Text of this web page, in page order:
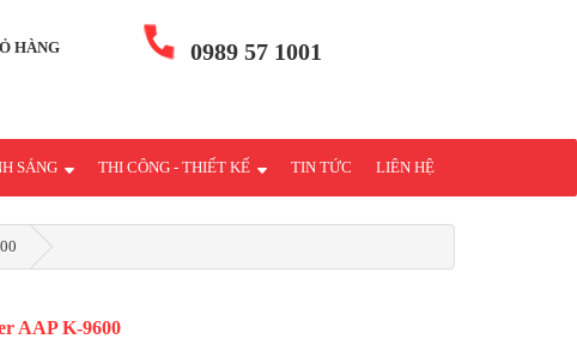
HÀNG 0989 57 1001
SÁNG THI CÔNG - THIẾT KẾ TIN TỨC LIÊN HỆ
AAP K-9600